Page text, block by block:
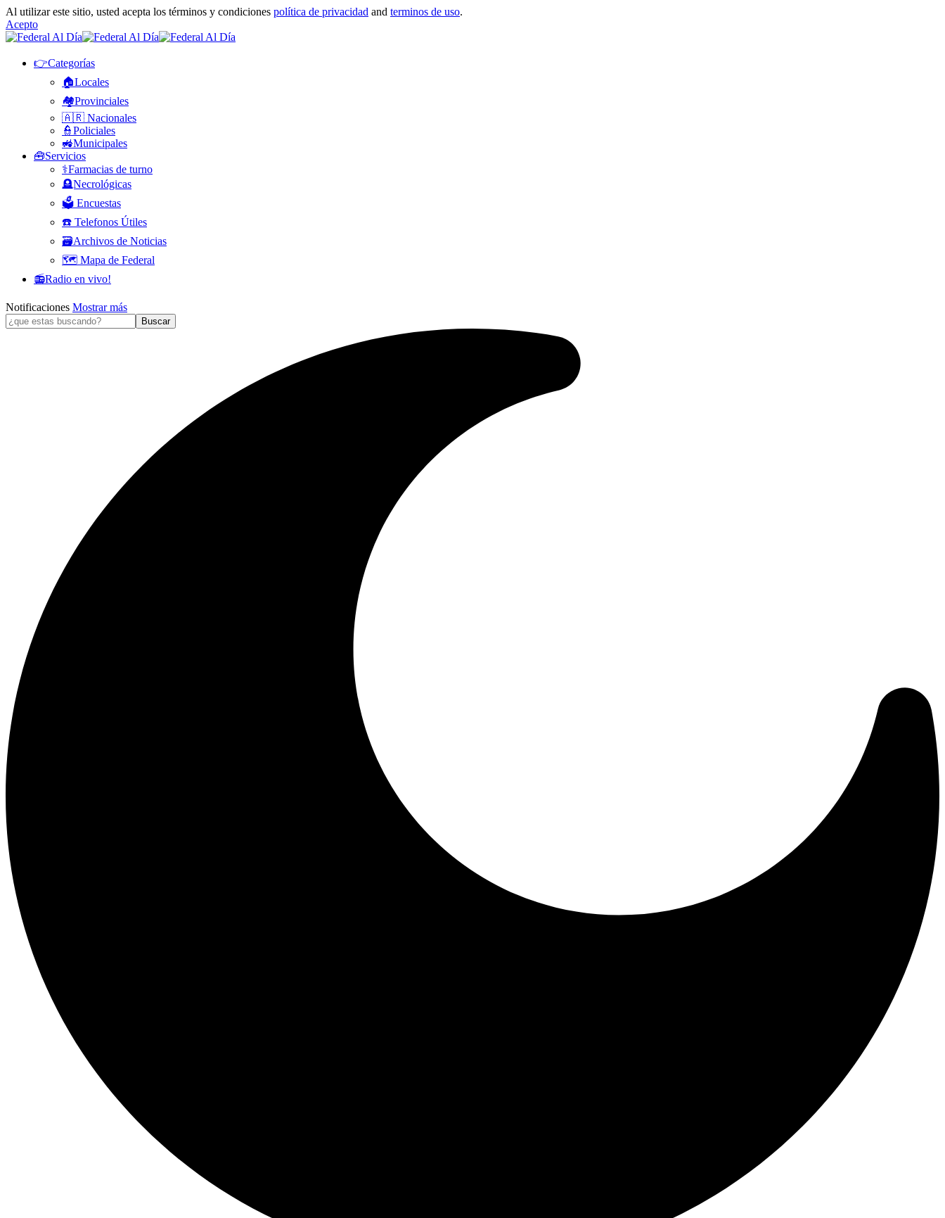
Al utilizar este sitio, usted acepta los términos y condiciones política de privacidad and terminos de uso.
Acepto
👉Categorías
🏠Locales
🏘️Provinciales
🇦🇷 Nacionales
👮Policiales
🚜Municipales
🧰Servicios
⚕️Farmacias de turno
🪦Necrológicas
🗳️ Encuestas
☎️ Telefonos Útiles
🗃️Archivos de Noticias
🗺️ Mapa de Federal
📻Radio en vivo!
Notificaciones Mostrar más